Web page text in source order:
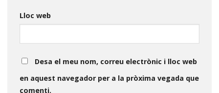
Lloc web
Desa el meu nom, correu electrònic i lloc web
en aquest navegador per a la pròxima vegada que
comenti.